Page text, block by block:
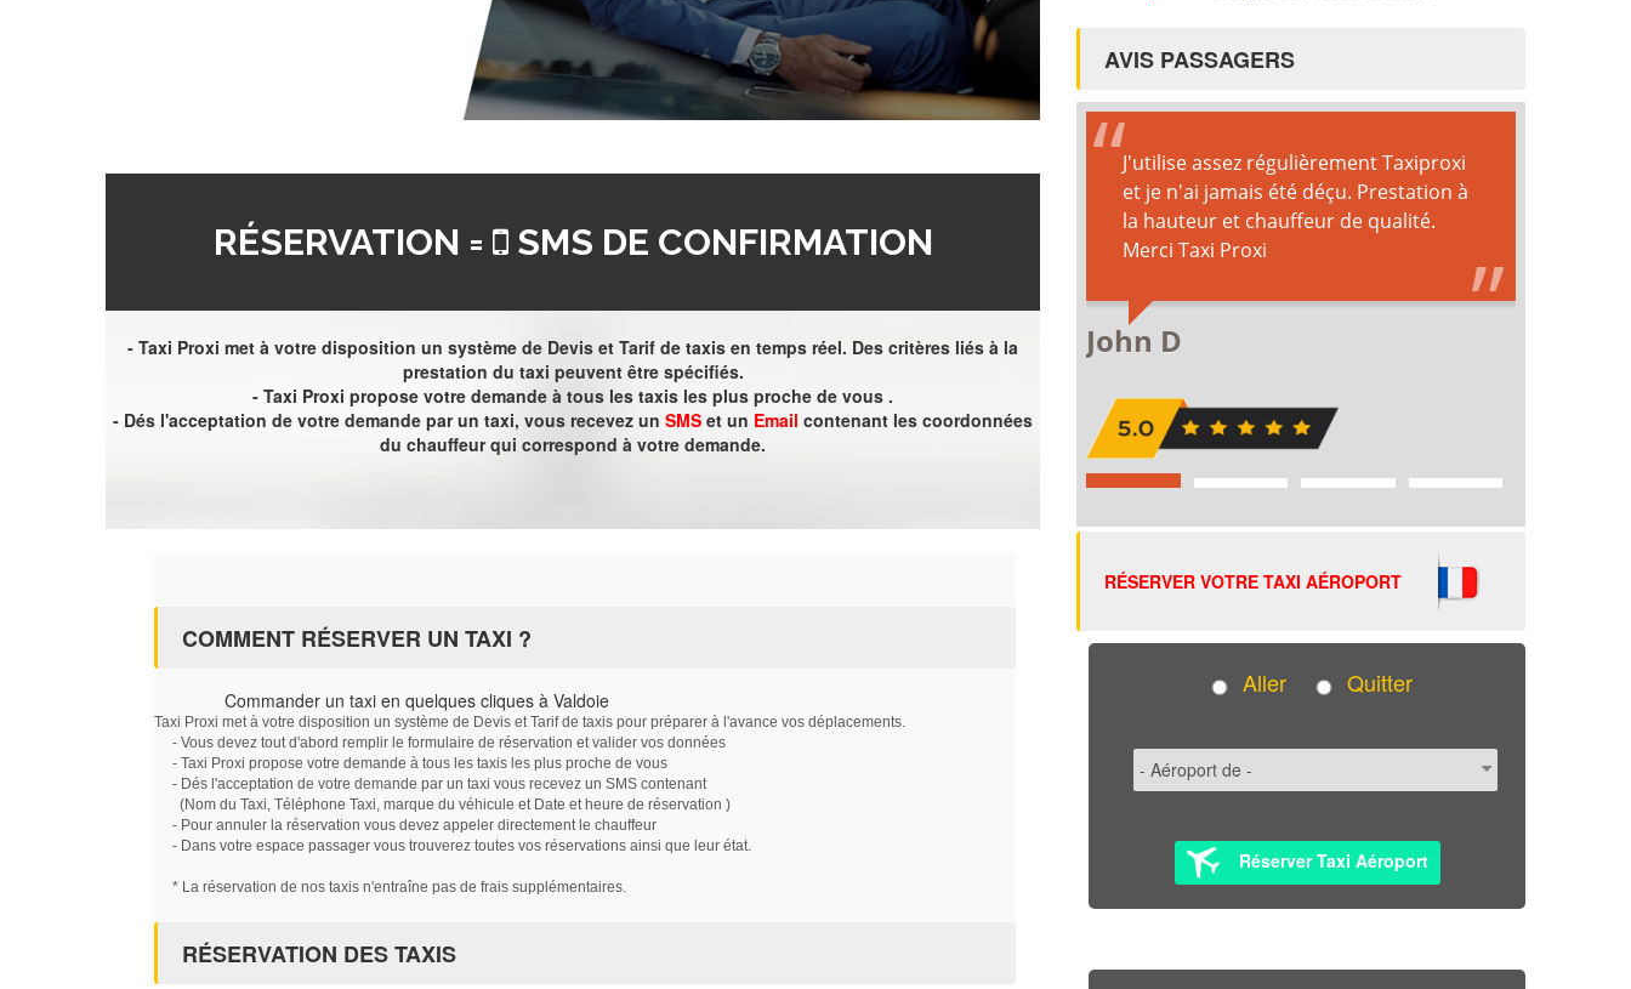
RÉSERVATION = SMS DE CONFIRMATION
- Taxi Proxi met à votre disposition un système de Devis et Tarif de taxis en temps réel. Des critères liés à la
prestation du taxi peuvent être spécifiés.
- Taxi Proxi propose votre demande à tous les taxis les plus proche de vous .
- Dés l'acceptation de votre demande par un taxi, vous recevez un SMS et un Email contenant les coordonnées
du chauffeur qui correspond à votre demande.
COMMENT RÉSERVER UN TAXI ?
Commander un taxi en quelques cliques à Valdoie
Taxi Proxi met à votre disposition un système de Devis et Tarif de taxis pour préparer à l'avance vos déplacements.
- Vous devez tout d'abord remplir le formulaire de réservation et valider vos données
- Taxi Proxi propose votre demande à tous les taxis les plus proche de vous
- Dés l'acceptation de votre demande par un taxi vous recevez un SMS contenant
(Nom du Taxi, Téléphone Taxi, marque du véhicule et Date et heure de réservation )
- Pour annuler la réservation vous devez appeler directement le chauffeur
- Dans votre espace passager vous trouverez toutes vos réservations ainsi que leur état.
* La réservation de nos taxis n'entraîne pas de frais supplémentaires.
RÉSERVATION DES TAXIS
AVIS PASSAGERS
RÉSERVER VOTRE TAXI AÉROPORT
Aller Quitter
Réserver Taxi Aéroport